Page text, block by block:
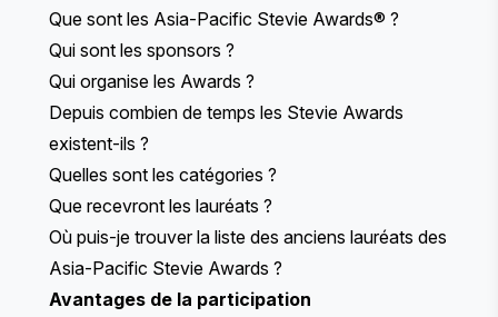
Que sont les Asia-Pacific Stevie Awards® ?
Qui sont les sponsors ?
Qui organise les Awards ?
Depuis combien de temps les Stevie Awards
existent-ils ?
Quelles sont les catégories ?
Que recevront les lauréats ?
Où puis-je trouver la liste des anciens lauréats des
Asia-Pacific Stevie Awards ?
Avantages de la participation